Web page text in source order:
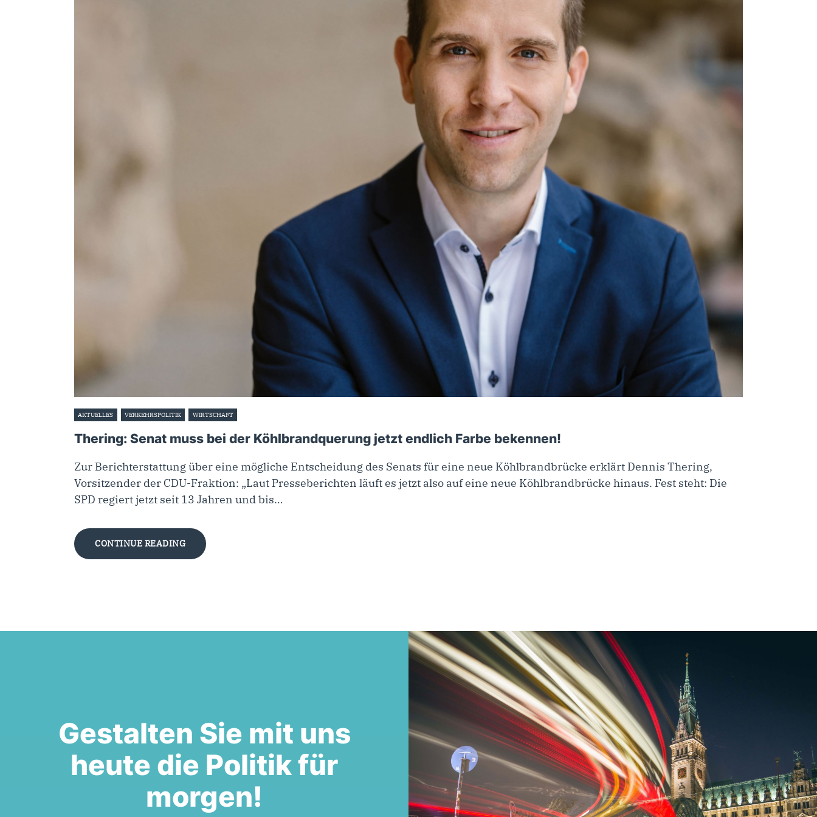
AKTUELLES VERKEHRSPOLITIK WIRTSCHAFT
Thering: Senat muss bei der Köhlbrandquerung jetzt endlich Farbe bekennen!
Zur Berichterstattung über eine mögliche Entscheidung des Senats für eine neue Köhlbrandbrücke erklärt Dennis Thering,
Vorsitzender der CDU-Fraktion: „Laut Presseberichten läuft es jetzt also auf eine neue Köhlbrandbrücke hinaus. Fest steht: Die
SPD regiert jetzt seit 13 Jahren und bis…
CONTINUE READING
Gestalten Sie mit uns
heute die Politik für
morgen!